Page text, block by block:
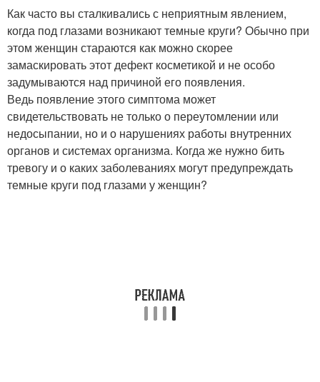
Как часто вы сталкивались с неприятным явлением,
когда под глазами возникают темные круги? Обычно при
этом женщин стараются как можно скорее
замаскировать этот дефект косметикой и не особо
задумываются над причиной его появления.
Ведь появление этого симптома может
свидетельствовать не только о переутомлении или
недосыпании, но и о нарушениях работы внутренних
органов и системах организма. Когда же нужно бить
тревогу и о каких заболеваниях могут предупреждать
темные круги под глазами у женщин?